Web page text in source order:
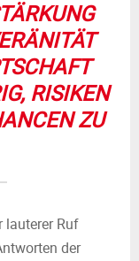
D
W
Z
RISIKEN Z
ZU N
lauterer Ruf
der